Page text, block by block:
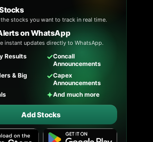
stocks you want to track in real time.
on WhatsApp
instant updates directly to WhatsApp.
Results ✓Concall
Announcements
& Big
✓Capex
Announcements
✦And much more
Add Stocks